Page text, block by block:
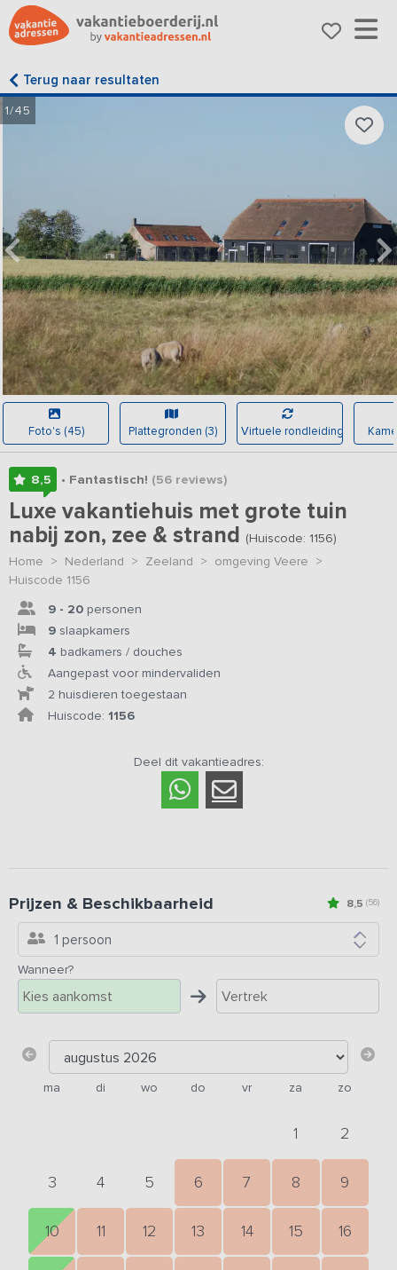
Terug naar resultaten
1/45
Foto's (45) Plattegronden (3) Virtuele rondleiding
8,5 • Fantastisch! (56reviews)
Luxe vakantiehuis met grote tuin
nabij zon, zee & strand (Huiscode: 1156)
Home > Nederland > Zeeland > omgeving Veere >
Huiscode 1156
9 - 20 personen
9 slaapkamers
4 badkamers / douches
Aangepast voor mindervaliden
2 huisdieren toegestaan
Huiscode: 1156
Deel dit vakantieadres:
8,5 (56)
Prijzen & Beschikbaarheid
1 persoon
Wanneer?
ma di wo do vr za zo
1 2
3 4 5 6 7 8 9
10 11 12 13 14 15 16